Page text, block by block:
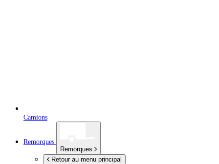
Camions
Remorques
Remorques
Retour au menu principal